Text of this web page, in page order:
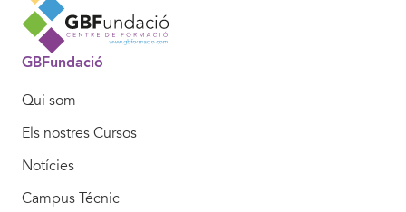
GBFundació
Qui som
Els nostres Cursos
Notícies
Campus Técnic